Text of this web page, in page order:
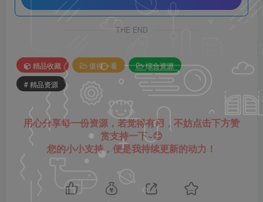
THE END
精品收藏 值得一看
综合资源
# 精品资源
用心分享每一份资源，若觉得有用，不妨点击下方赞
赏支持一下~😊
您的小小支持，便是我持续更新的动力！